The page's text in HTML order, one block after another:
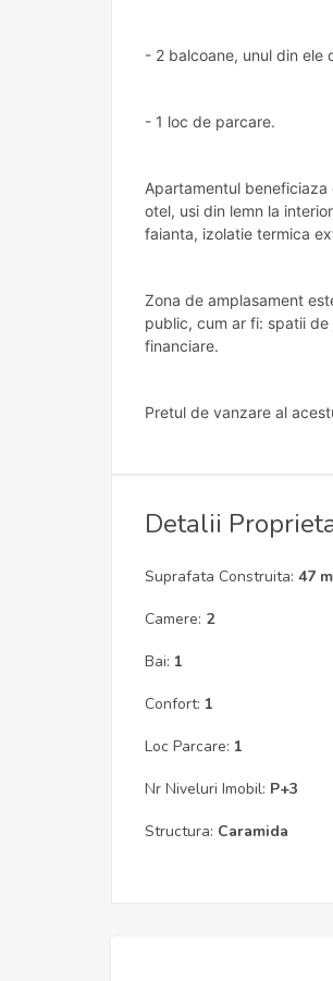
- 2 balcoane, unul din ele
- 1 loc de parcare.
Apartamentul
otel, usi din lemn la
faianta, izolatie termica
Zona de amplasament
public, cum ar fi: spatii
financiare.
Pretul de vanzare al
Detalii
Suprafata Construita: 47 m
Camere: 2
Bai: 1
Confort: 1
Loc Parcare: 1
Nr Niveluri Imobil: P+3
Structura: Caramida